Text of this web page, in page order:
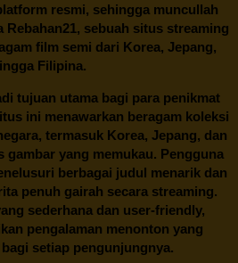
resmi, sehingga muncullah
Rebahan21, sebuah situs streaming
film semi dari Korea, Jepang,
Filipina.
tujuan utama bagi para penikmat
ini menawarkan beragam koleksi
termasuk Korea, Jepang, dan
gambar yang memukau. Pengguna
berbagai judul menarik dan
penuh gairah secara streaming.
sederhana dan user-friendly,
pengalaman menonton yang
setiap pengunjungnya.